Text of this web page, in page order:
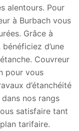
alentours. Pour
à Burbach vous
Grâce à
d’une
Couvreur
pour vous
d’étanchéité
nos rangs
satisfaire tant
tarifaire.